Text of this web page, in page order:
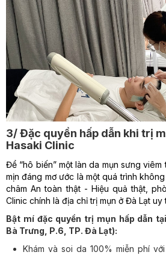
3/ Đặc quyền hấp dẫn khi trị
Hasaki Clinic
Để “hô biến” một làn da mụn sưng viêm
mịn đáng mơ ước là một quá trình
châm An toàn thật - Hiệu quả thật,
Clinic chính là địa chỉ trị mụn ở Đà Lạt
Bật mí đặc quyền trị mụn hấp dẫn
Bà Trưng, P.6, TP. Đà Lạt):
Khám và soi da 100% miễn phí